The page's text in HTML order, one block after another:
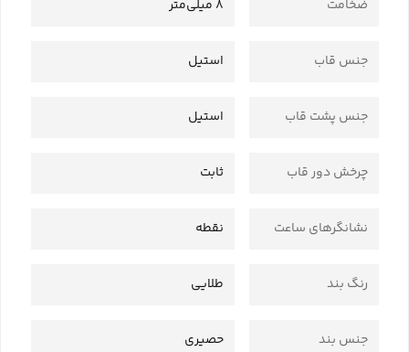
ضخامت 8 میلی‌متر
جنس قاب استیل
جنس پشت قاب استیل
چرخش دور قاب ثابت
نشانگرهای ساعت نقطه
رنگ بند طلایی
جنس بند حصیری